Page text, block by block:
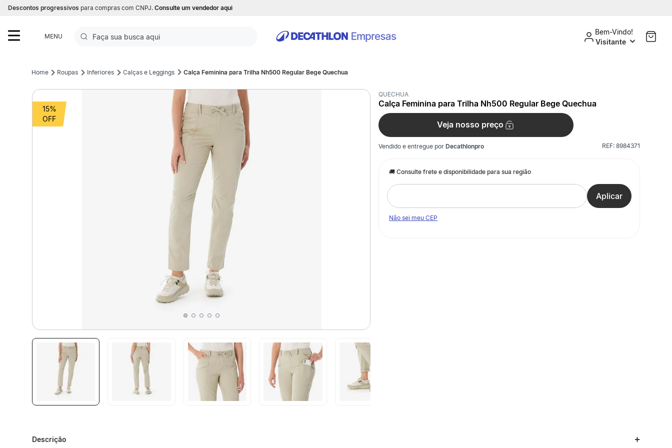
Descontos progressivos para compras com CNPJ. Consulte um vendedor aqui
MENU
Faça sua busca aqui
1ºFutebol
Bem-Vindo!
Visitante
Roupas Inferiores Calças e Leggings Calça Feminina para Trilha Nh500 Regular Bege Quechua
15%
QUECHUA
Calça Feminina para Trilha Nh500 Regular Bege Quechua
Veja nosso preço
Vendido e entregue porDecathlonpro REF: 8984371
Não sei meu CEP
Descrição